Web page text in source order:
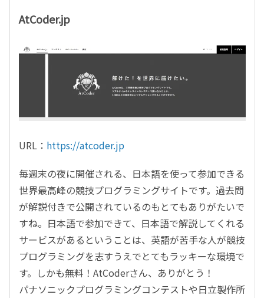
AtCoder.jp
URL： https://atcoder.jp
毎週末の夜に開催される、日本語を使って参加できる
世界最高峰の競技プログラミングサイトです。過去問
が解説付きで公開されているのもとてもありがたいで
すね。日本語で参加できて、日本語で解説してくれる
サービスがあるということは、英語が苦手な人が競技
プログラミングを志すうえでとてもラッキーな環境で
す。しかも無料！AtCoderさん、ありがとう！
パナソニックプログラミングコンテストや日立製作所